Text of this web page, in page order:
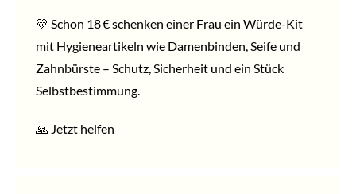
💛 Schon 18 € schenken einer Frau ein Würde-Kit
mit Hygieneartikeln wie Damenbinden, Seife und
Zahnbürste – Schutz, Sicherheit und ein Stück
Selbstbestimmung.
🙏 Jetzt helfen